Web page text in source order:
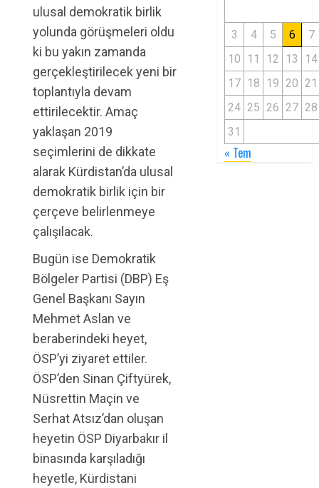
ulusal demokratik birlik
yolunda görüşmeleri oldu
ki bu yakın zamanda
gerçekleştirilecek yeni bir
toplantıyla devam
ettirilecektir. Amaç
yaklaşan 2019
seçimlerini de dikkate
alarak Kürdistan’da ulusal
demokratik birlik için bir
çerçeve belirlenmeye
çalışılacak.
Bugün ise Demokratik
Bölgeler Partisi (DBP) Eş
Genel Başkanı Sayın
Mehmet Aslan ve
beraberindeki heyet,
ÖSP’yi ziyaret ettiler.
ÖSP’den Sinan Çiftyürek,
Nüsrettin Maçin ve
Serhat Atsız’dan oluşan
heyetin ÖSP Diyarbakır il
binasında karşıladığı
heyetle, Kürdistani
3 4 5 6
7
10 11 12 13
14
17 18 19 20 21
24 25 26 27 28
31
« Tem